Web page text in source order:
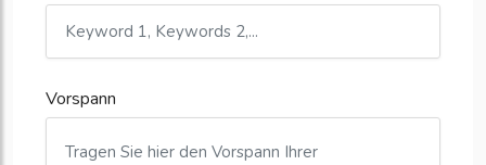
Vorspann